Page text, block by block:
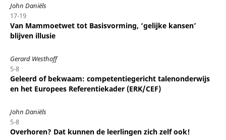
John Daniëls
17-19
Van Mammoetwet tot Basisvorming, ‘gelijke kansen’
blijven illusie
Gerard Westhoff
5-8
Geleerd of bekwaam: competentiegericht talenonderwijs
en het Europees Referentiekader (ERK/CEF)
John Daniëls
5-8
Overhoren? Dat kunnen de leerlingen zich zelf ook!